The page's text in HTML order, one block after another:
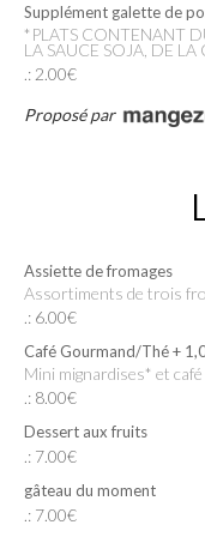
Supplément galette de
*PLATS CONTENANT DU GLUTEN, DES PRODUITS LAITIERS, DE
LA SAUCE SOJA, DE LA
.: 2.00€
Proposé par
Assiette de fromages
Assortiments de trois
.: 6.00€
Café Gourmand/Thé +
Mini mignardises* et
.: 8.00€
Dessert aux fruits
.: 7.00€
gâteau du moment
.: 7.00€